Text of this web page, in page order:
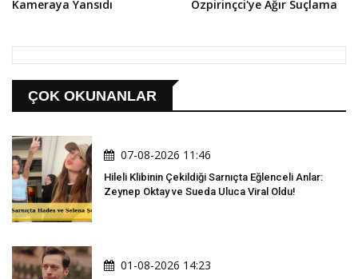
Kameraya Yansıdı
Özpirinçci'ye Ağır Suçlama
ÇOK OKUNANLAR
07-08-2026 11:46
Hileli Klibinin Çekildiği Sarnıçta Eğlenceli Anlar:
Zeynep Oktay ve Sueda Uluca Viral Oldu!
01-08-2026 14:23